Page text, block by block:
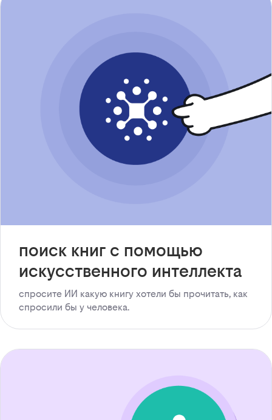
поиск книг с помощью
искусственного интеллекта
спросите ИИ какую книгу хотели бы прочитать, как
спросили бы у человека.